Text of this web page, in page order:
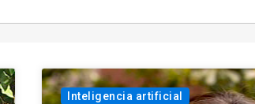
Inteligencia artificial